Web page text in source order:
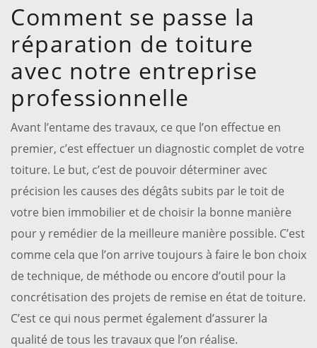
Comment se passe la
réparation de toiture
avec notre entreprise
professionnelle
Avant l’entame des travaux, ce que l’on effectue en
premier, c’est effectuer un diagnostic complet de votre
toiture. Le but, c’est de pouvoir déterminer avec
précision les causes des dégâts subits par le toit de
votre bien immobilier et de choisir la bonne manière
pour y remédier de la meilleure manière possible. C’est
comme cela que l’on arrive toujours à faire le bon choix
de technique, de méthode ou encore d’outil pour la
concrétisation des projets de remise en état de toiture.
C’est ce qui nous permet également d’assurer la
qualité de tous les travaux que l’on réalise.